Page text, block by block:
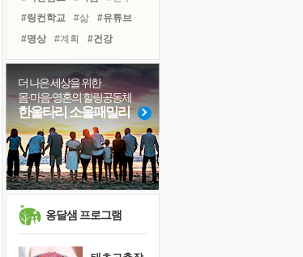
보고 싶은 어머니
마음이 멈춰 버린 곳
유년 시절의 부산 영도 바다
못된 꼰대들
희망이란
'모른다'는 것
귀를 열고 마음을 내어주고
영적 성장의 여정
장 건강이 중요한 이유
#링컨학교
#삶
#유튜브
#명상
#계획
#건강
#희망
#리더
#극복
#바이러스
#경험
#아이들
#도움
#독서
#선택
#위기
#사람
#다짐
#힐링
더 나은 세상을 위한
몸·마음·영혼의 힐링공동체
한울타리 소울패밀리
옹달샘 프로그램